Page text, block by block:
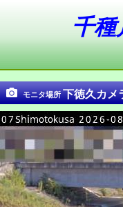
千
モニタ場所下徳久カメ